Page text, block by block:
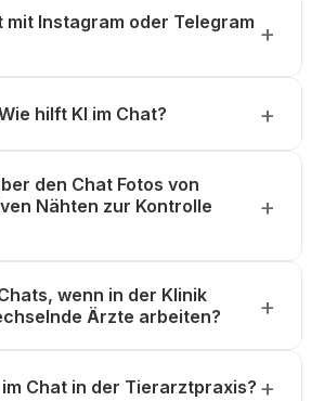
mit Instagram oder Telegram
hilft KI im Chat?
den Chat Fotos von
Nähten zur Kontrolle
wenn in der Klinik
Ärzte arbeiten?
Chat in der Tierarztpraxis?